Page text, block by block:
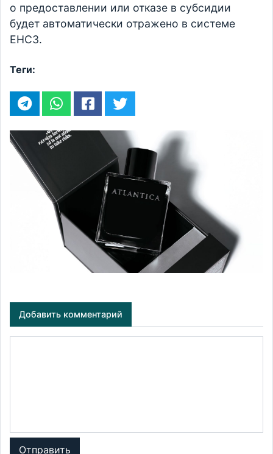
о предоставлении или отказе в субсидии
будет автоматически отражено в системе
ЕНСЗ.
Теги:
Добавить комментарий
Отправить